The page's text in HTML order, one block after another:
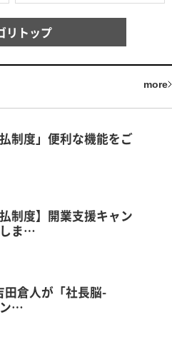
リトップ
more
制度」便利な機能をご
制度】開業支援キャン
ま…
田倉人が「社長脳-
…